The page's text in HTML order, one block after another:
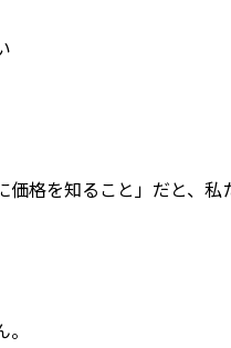
格を知ること」だと、私